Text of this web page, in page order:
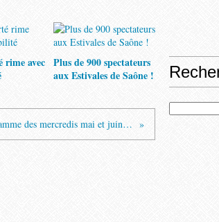
rime avec Plus de 900 spectateurs
aux Estivales de Saône !
Programme des mercredis mai et juin 2022